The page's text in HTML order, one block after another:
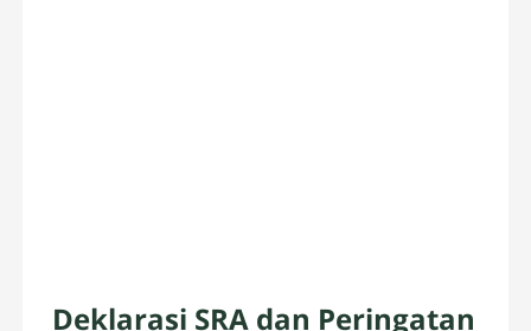
Deklarasi SRA dan Peringatan